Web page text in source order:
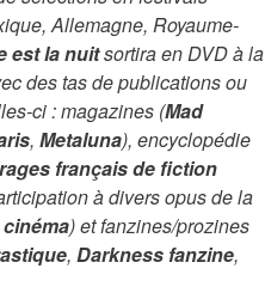
Allemagne, Royaume-
est la nuitsortira en DVD à la
des tas de publications ou
ci : magazines (Mad
, Metaluna), encyclopédie
français de fiction
à divers opus de la
) et fanzines/prozines
, Darkness fanzine,